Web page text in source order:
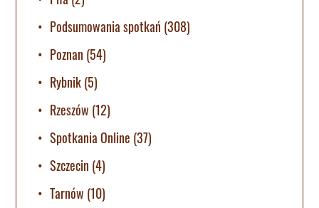
Podsumowania spotkań (308)
Poznan (54)
Rybnik(5)
Rzeszów (12)
Spotkania Online (37)
Szczecin (4)
Tarnów (10)